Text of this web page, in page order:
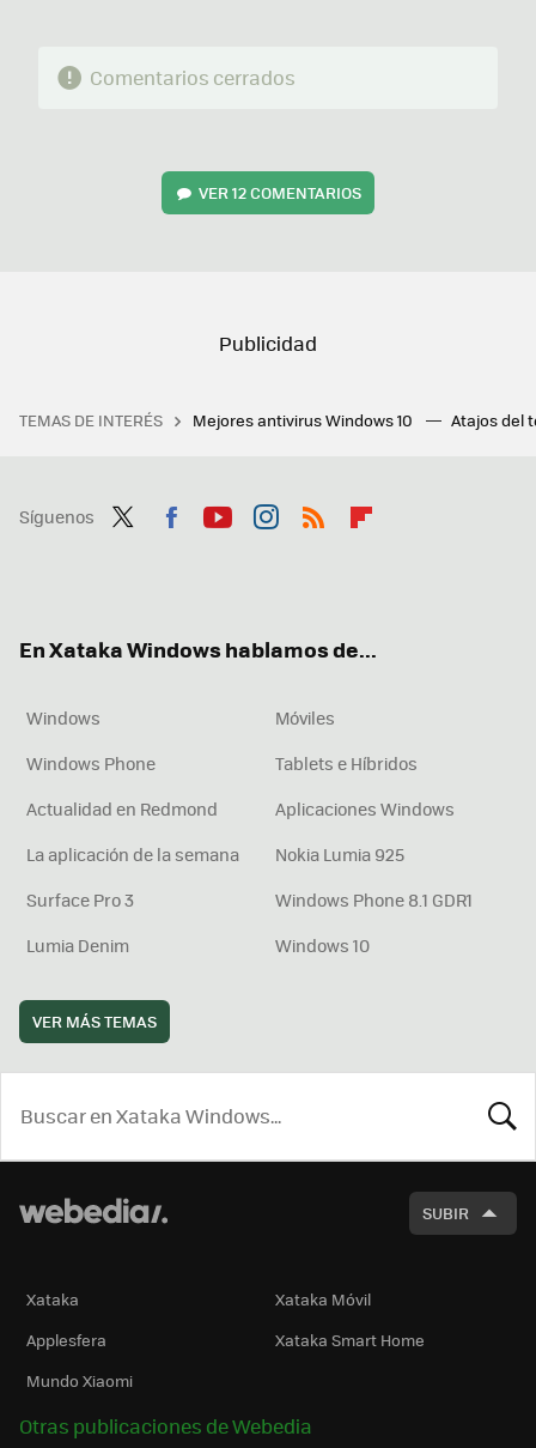
Comentarios cerrados
VER 12 COMENTARIOS
TEMAS DE INTERÉS Mejores antivirus Windows 10 Atajos del
Síguenos
En Xataka Windows hablamos de...
Windows
Móviles
Windows Phone
Tablets e Híbridos
Actualidad en Redmond
Aplicaciones Windows
La aplicación de la semana
Nokia Lumia 925
Surface Pro 3
Windows Phone 8.1 GDR1
Lumia Denim
Windows 10
VER MÁS TEMAS
SUBIR
Xataka
Xataka Móvil
Applesfera
Xataka Smart Home
Mundo Xiaomi
Otras publicaciones de Webedia